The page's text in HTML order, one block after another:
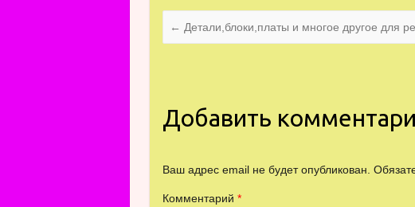
← Детали,блоки,платы и многое другое для
Добавить
Ваш адрес email не будет опубликован.
Комментарий*